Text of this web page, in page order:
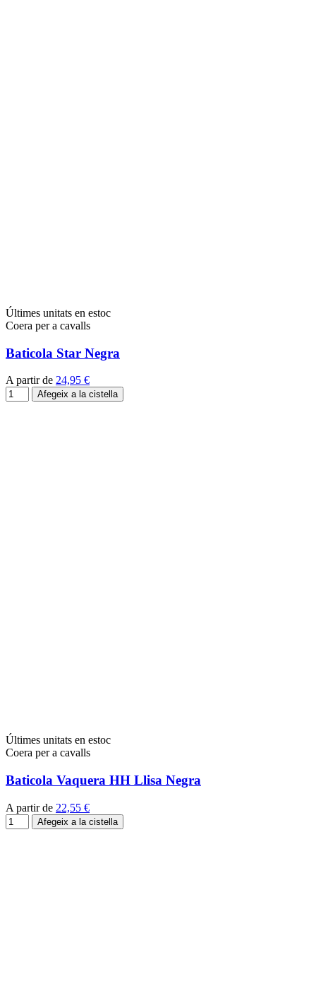
Últimes unitats en estoc
Coera per a cavalls
Baticola Star Negra
A partir de 24,95 €
Afegeix a la cistella
Últimes unitats en estoc
Coera per a cavalls
Baticola Vaquera HH Llisa Negra
A partir de 22,55 €
Afegeix a la cistella